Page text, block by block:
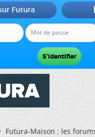
Futura
Futura-Maison : les